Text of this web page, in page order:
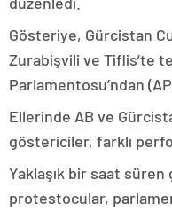
Gösteriye, Gürcistan
Zurabişvili ve Tiflis’te
Parlamentosu’ndan
Ellerinde AB ve
göstericiler, farklı
Yaklaşık bir saat
protestocular,